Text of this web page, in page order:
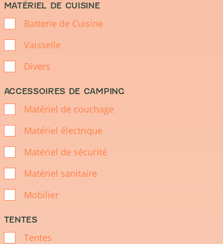
MATÉRIEL DE CUISINE
Batterie de Cuisine
Vaisselle
Divers
ACCESSOIRES DE CAMPING
Matériel de couchage
Matériel électrique
Matériel de sécurité
Matériel sanitaire
Mobilier
TENTES
Tentes